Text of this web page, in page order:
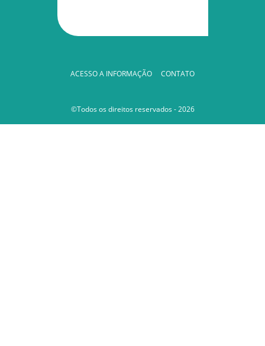
ACESSO A INFORMAÇÃO CONTATO
©Todos os direitos reservados - 2026